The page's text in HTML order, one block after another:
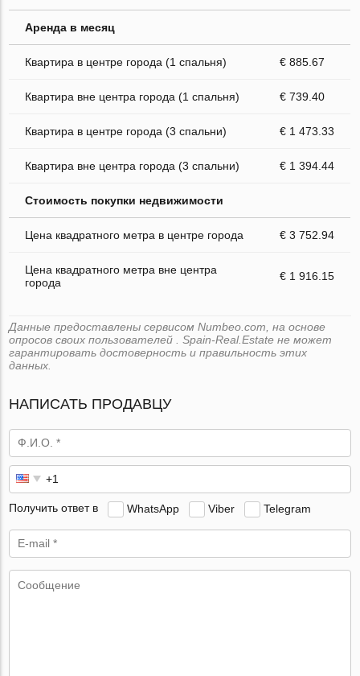
Аренда в месяц
Квартира в центре города (1 спальня) € 885.67
Квартира вне центра города (1 спальня) € 739.40
Квартира в центре города (3 спальни) € 1 473.33
Квартира вне центра города (3 спальни) € 1 394.44
Стоимость покупки недвижимости
Цена квадратного метра в центре города € 3 752.94
Цена квадратного метра вне центра
города
€ 1 916.15
Данные предоставлены сервисом Numbeo.com, на основе
опросов своих пользователей . Spain-Real.Estate не может
гарантировать достоверность и правильность этих
данных.
НАПИСАТЬ ПРОДАВЦУ
Получить ответ в WhatsApp Viber Telegram